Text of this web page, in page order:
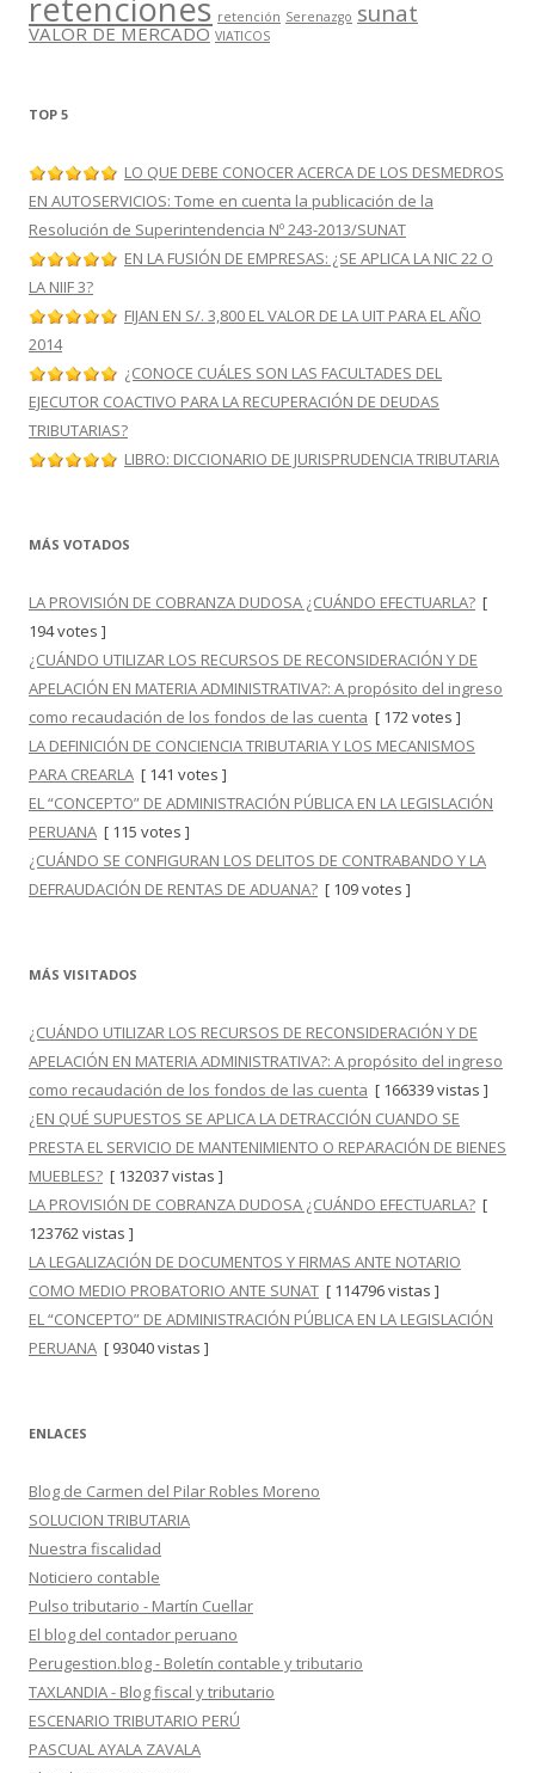
retenciones retención Serenazgo sunat
VALOR DE MERCADO VIATICOS
TOP 5
LO QUE DEBE CONOCER ACERCA DE LOS DESMEDROS
EN AUTOSERVICIOS: Tome en cuenta la publicación de la
Resolución de Superintendencia Nº 243-2013/SUNAT
EN LA FUSIÓN DE EMPRESAS: ¿SE APLICA LA NIC 22 O
LA NIIF 3?
FIJAN EN S/. 3,800 EL VALOR DE LA UIT PARA EL AÑO
2014
¿CONOCE CUÁLES SON LAS FACULTADES DEL
EJECUTOR COACTIVO PARA LA RECUPERACIÓN DE DEUDAS
TRIBUTARIAS?
LIBRO: DICCIONARIO DE JURISPRUDENCIA TRIBUTARIA
MÁS VOTADOS
LA PROVISIÓN DE COBRANZA DUDOSA ¿CUÁNDO EFECTUARLA? [
194 votes ]
¿CUÁNDO UTILIZAR LOS RECURSOS DE RECONSIDERACIÓN Y DE
APELACIÓN EN MATERIA ADMINISTRATIVA?: A propósito del ingreso
como recaudación de los fondos de las cuenta [ 172 votes ]
LA DEFINICIÓN DE CONCIENCIA TRIBUTARIA Y LOS MECANISMOS
PARA CREARLA [ 141 votes ]
EL “CONCEPTO” DE ADMINISTRACIÓN PÚBLICA EN LA LEGISLACIÓN
PERUANA [ 115 votes ]
¿CUÁNDO SE CONFIGURAN LOS DELITOS DE CONTRABANDO Y LA
DEFRAUDACIÓN DE RENTAS DE ADUANA? [ 109 votes ]
MÁS VISITADOS
¿CUÁNDO UTILIZAR LOS RECURSOS DE RECONSIDERACIÓN Y DE
APELACIÓN EN MATERIA ADMINISTRATIVA?: A propósito del ingreso
como recaudación de los fondos de las cuenta [ 166339 vistas ]
¿EN QUÉ SUPUESTOS SE APLICA LA DETRACCIÓN CUANDO SE
PRESTA EL SERVICIO DE MANTENIMIENTO O REPARACIÓN DE BIENES
MUEBLES? [ 132037 vistas ]
LA PROVISIÓN DE COBRANZA DUDOSA ¿CUÁNDO EFECTUARLA? [
123762 vistas ]
LA LEGALIZACIÓN DE DOCUMENTOS Y FIRMAS ANTE NOTARIO
COMO MEDIO PROBATORIO ANTE SUNAT [ 114796 vistas ]
EL “CONCEPTO” DE ADMINISTRACIÓN PÚBLICA EN LA LEGISLACIÓN
PERUANA [ 93040 vistas ]
ENLACES
Blog de Carmen del Pilar Robles Moreno
SOLUCION TRIBUTARIA
Nuestra fiscalidad
Noticiero contable
Pulso tributario - Martín Cuellar
El blog del contador peruano
Perugestion.blog - Boletín contable y tributario
TAXLANDIA - Blog fiscal y tributario
ESCENARIO TRIBUTARIO PERÚ
PASCUAL AYALA ZAVALA